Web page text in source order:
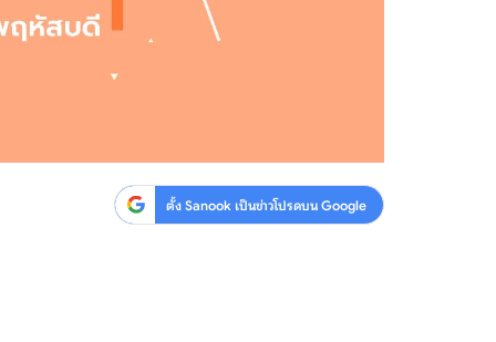
ตั้ง Sanook เป็นข่าวโปรดบน Google